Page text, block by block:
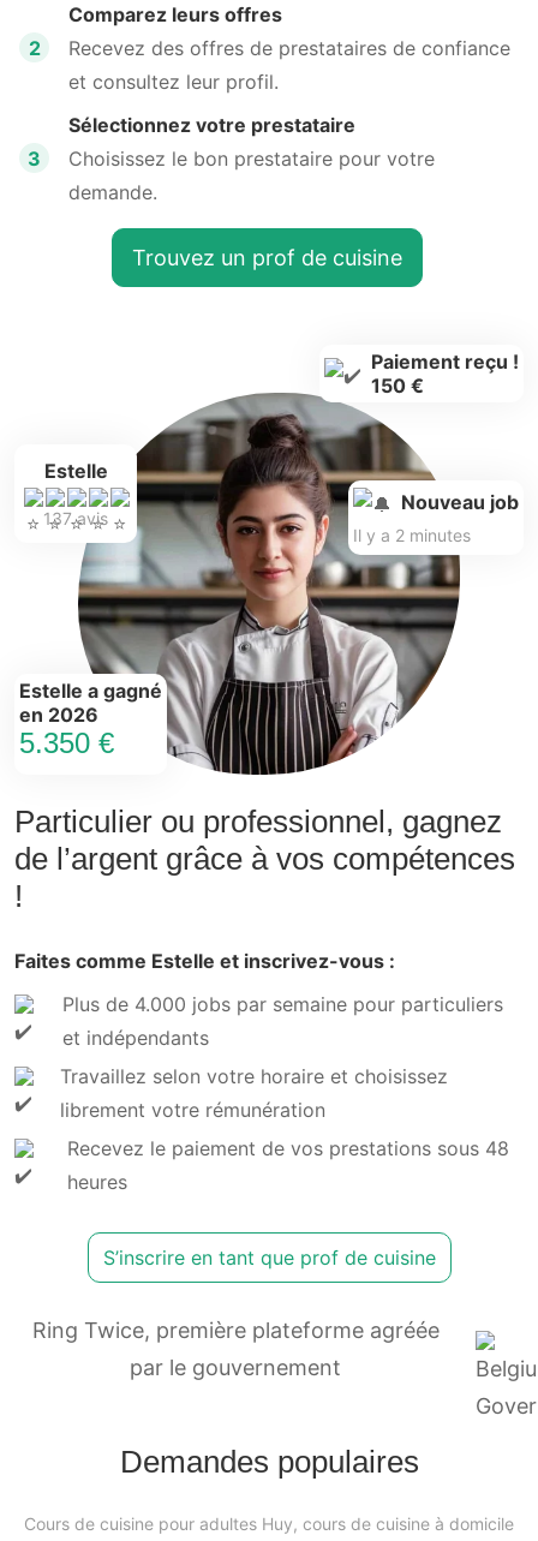
2
Comparez leurs offres
Recevez des offres de prestataires de confiance
et consultez leur profil.
3
Sélectionnez votre prestataire
Choisissez le bon prestataire pour votre
demande.
Trouvez un prof de cuisine
Particulier ou professionnel, gagnez
de l’argent grâce à vos compétences
!
Faites comme Estelle et inscrivez-vous :
Plus de 4.000 jobs par semaine pour particuliers
et indépendants
Travaillez selon votre horaire et choisissez
librement votre rémunération
Recevez le paiement de vos prestations sous 48
heures
S’inscrire en tant que prof de cuisine
Estelle
137 avis
Estelle a gagné
en 2026
5.350 €
Paiement reçu !
150 €
Nouveau job
Il y a 2 minutes
Ring Twice, première plateforme agréée
par le gouvernement
Demandes populaires
Cours de cuisine pour adultes Huy, cours de cuisine à domicile